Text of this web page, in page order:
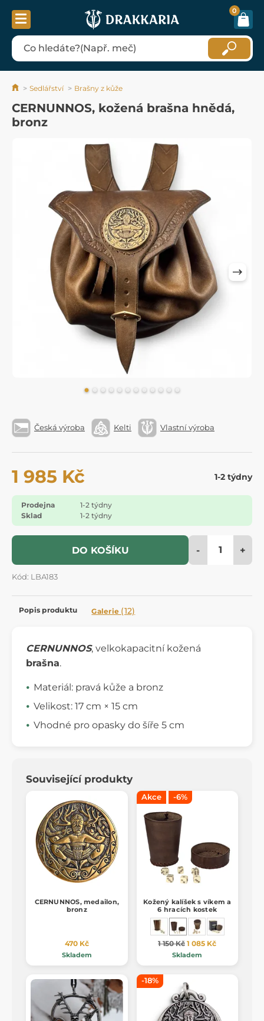
0
Sedlářství Brašny z kůže
CERNUNNOS, kožená brašna hnědá,
bronz
Česká výroba Kelti Vlastní výroba
1 985 Kč 1-2 týdny
Prodejna
1-2 týdny
Sklad
1-2 týdny
DO KOŠÍKU - +
Kód: LBA183
Popis produktu Galerie (12)
CERNUNNOS, velkokapacitní kožená
brašna.
Materiál: pravá kůže a bronz
Velikost: 17 cm × 15 cm
Vhodné pro opasky do šíře 5 cm
Související produkty
CERNUNNOS, medailon,
bronz
470 Kč
Skladem
Akce -6%
Kožený kalíšek s víkem a
6 hracích kostek
1 150 Kč 1 085 Kč
Skladem
-18%